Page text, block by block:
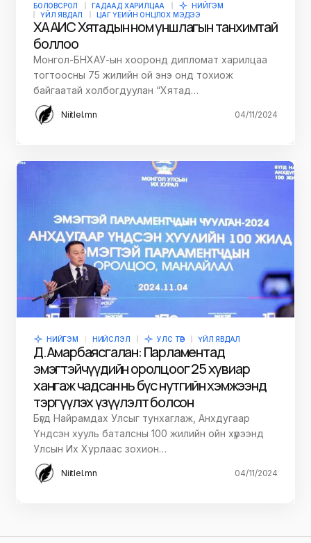
БОЛОВСРОЛ ГАДААД ХАРИЛЦАА
НИЙГЭМ
ҮЙЛ ЯВДАЛ
ЦАГ ҮЕИЙН ОНЦЛОХ МЭДЭЭ
ХААИС Хятадын ном уншлагын танхимтай
боллоо
Монгол-БНХАУ-ын хооронд дипломат харилцаа
тогтоосны 75 жилийн ой энэ онд тохиож
байгаатай холбогдуулан “Хятад…
Niitlel.mn 04/11/2024
НИЙГЭМ НИЙСЛЭЛ УЛС ТӨР ҮЙЛ ЯВДАЛ
Д.Амарбаясгалан: Парламентад
эмэгтэйчүүдийн оролцоог 25 хувиар
хангаж чадсан нь бүс нутгийн хэмжээнд
тэргүүлэх үзүүлэлт болсон
Бүгд Найрамдах Улсыг тунхаглаж, Анхдугаар
Үндсэн хууль баталсны 100 жилийн ойн хүрээнд
Улсын Их Хурлаас зохион…
Niitlel.mn 04/11/2024